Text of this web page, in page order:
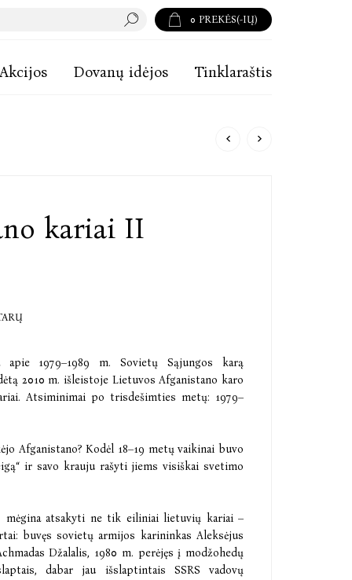
0 PREKĖS(-IŲ)
Akcijos Dovanų idėjos Tinklaraštis
kariai II
1979–1989 m. Sovietų Sąjungos karą
2010 m. išleistoje Lietuvos Afganistano karo
Atsiminimai po trisdešimties metų: 1979–
Afganistano? Kodėl 18–19 metų vaikinai buvo
ir savo krauju rašyti jiems visiškai svetimo
atsakyti ne tik eiliniai lietuvių kariai –
buvęs sovietų armijos karininkas Aleksėjus
Džalalis, 1980 m. perėjęs į modžohedų
dabar jau išslaptintais SSRS vadovų